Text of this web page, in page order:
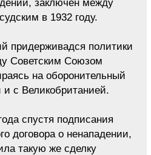
заключен между
в 1932 году.
придерживадся политики
Советским Союзом
на оборонительный
с Великобританией.
спустя подписания
договора о ненападении,
такую же сделку